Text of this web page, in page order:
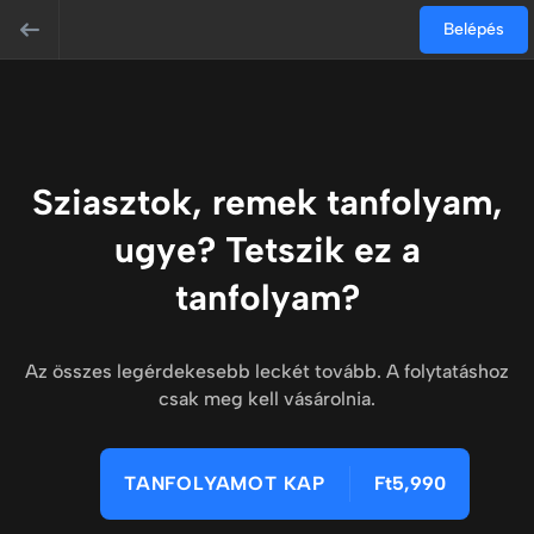
Belépés
Sziasztok, remek tanfolyam,
ugye? Tetszik ez a
tanfolyam?
Az összes legérdekesebb leckét tovább. A folytatáshoz
csak meg kell vásárolnia.
TANFOLYAMOT KAP Ft5,990